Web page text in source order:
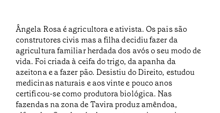
Ângela Rosa é agricultora e ativista. Os pais são
construtores civis mas a filha decidiu fazer da
agricultura familiar herdada dos avós o seu modo de
vida. Foi criada à ceifa do trigo, da apanha da
azeitona e a fazer pão. Desistiu do Direito, estudou
medicinas naturais e aos vinte e pouco anos
certificou-se como produtora biológica. Nas
fazendas na zona de Tavira produz amêndoa,